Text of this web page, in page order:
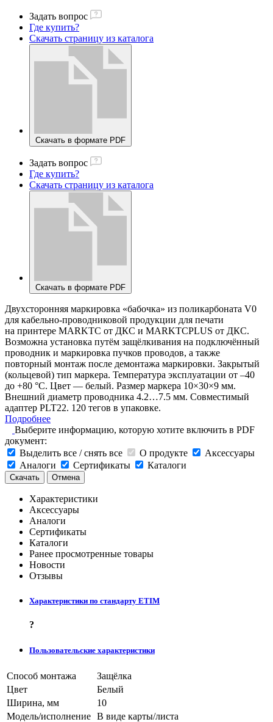
Задать вопрос
Где купить?
Скачать страницу из каталога
Скачать в формате PDF
Задать вопрос
Где купить?
Скачать страницу из каталога
Скачать в формате PDF
Двухсторонняя маркировка «бабочка» из поликарбоната V0
для кабельно-проводниковой продукции для печати
на принтере MARKTC от ДКС и MARKTCPLUS от ДКС.
Возможна установка путём защёлкивания на подключённый
проводник и маркировка пучков проводов, а также
повторный монтаж после демонтажа маркировки. Закрытый
(кольцевой) тип маркера. Температура эксплуатации от –40
до +80 °С. Цвет — белый. Размер маркера 10×30×9 мм.
Внешний диаметр проводника 4.2…7.5 мм. Совместимый
адаптер PLT22. 120 тегов в упаковке.
Подробнее
Выберите информацию, которую хотите включить в PDF
документ:
Выделить все / снять все
О продукте
Аксессуары
Аналоги
Сертификаты Каталоги
Скачать Отмена
Характеристики
Аксессуары
Аналоги
Сертификаты
Каталоги
Ранее просмотренные товары
Новости
Отзывы
Характеристики по стандарту ETIM
?
Пользовательские характеристики
Способ монтажа
Защёлка
Цвет
Белый
Ширина, мм
10
Модель/исполнение В виде карты/листа